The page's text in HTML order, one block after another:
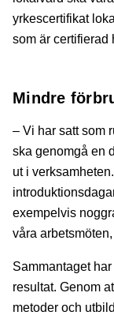
yrkescertifikat
som är certifierad
Mindre
– Vi har satt som
ska genomgå en
ut i
exempelvis
våra
Sammantaget
resultat. Genom
metoder och